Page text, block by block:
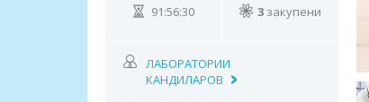
91:56:29 3 закупени
ЛАБОРАТОРИИ
КАНДИЛАРОВ